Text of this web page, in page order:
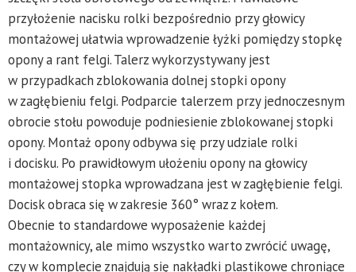
przyłożenie nacisku rolki bezpośrednio przy głowicy
montażowej ułatwia wprowadzenie łyżki pomiędzy stopkę
opony a rant felgi. Talerz wykorzystywany jest
w przypadkach zblokowania dolnej stopki opony
w zagłębieniu felgi. Podparcie talerzem przy jednoczesnym
obrocie stołu powoduje podniesienie zblokowanej stopki
opony. Montaż opony odbywa się przy udziale rolki
i docisku. Po prawidłowym ułożeniu opony na głowicy
montażowej stopka wprowadzana jest w zagłębienie felgi.
Docisk obraca się w zakresie 360° wraz z kołem.
Obecnie to standardowe wyposażenie każdej
montażownicy, ale mimo wszystko warto zwrócić uwagę,
czy w komplecie znajdują się nakładki plastikowe chroniące